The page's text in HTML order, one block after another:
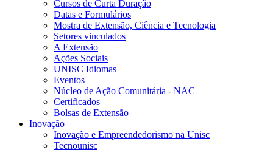
Cursos de Curta Duração
Datas e Formulários
Mostra de Extensão, Ciência e Tecnologia
Setores vinculados
A Extensão
Ações Sociais
UNISC Idiomas
Eventos
Núcleo de Ação Comunitária - NAC
Certificados
Bolsas de Extensão
Inovação
Inovação e Empreendedorismo na Unisc
Tecnounisc